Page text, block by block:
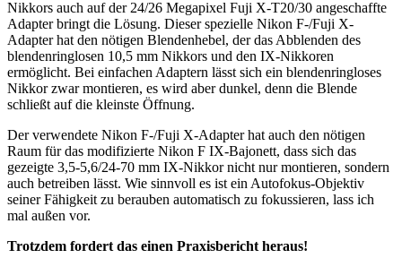
Nikkors auch auf der 24/26 Megapixel Fuji X-T20/30 angeschaffte
Adapter bringt die Lösung. Dieser spezielle Nikon F-/Fuji X-
Adapter hat den nötigen Blendenhebel, der das Abblenden des
blendenringlosen 10,5 mm Nikkors und den IX-Nikkoren
ermöglicht. Bei einfachen Adaptern lässt sich ein blendenringloses
Nikkor zwar montieren, es wird aber dunkel, denn die Blende
schließt auf die kleinste Öffnung.
Der verwendete Nikon F-/Fuji X-Adapter hat auch den nötigen
Raum für das modifizierte Nikon F IX-Bajonett, dass sich das
gezeigte 3,5-5,6/24-70 mm IX-Nikkor nicht nur montieren, sondern
auch betreiben lässt. Wie sinnvoll es ist ein Autofokus-Objektiv
seiner Fähigkeit zu berauben automatisch zu fokussieren, lass ich
mal außen vor.
Trotzdem fordert das einen Praxisbericht heraus!